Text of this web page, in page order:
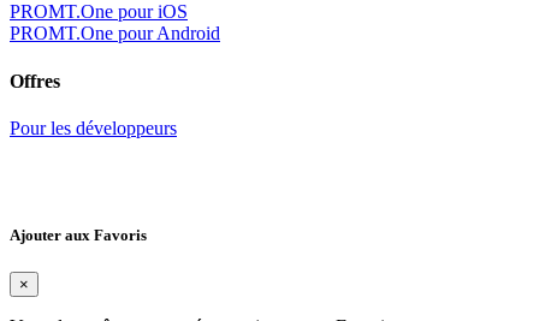
PROMT.One pour iOS
PROMT.One pour Android
Offres
Pour les développeurs
Ajouter aux Favoris
×